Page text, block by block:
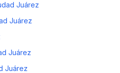
Juárez
Juárez
Juárez
Juárez